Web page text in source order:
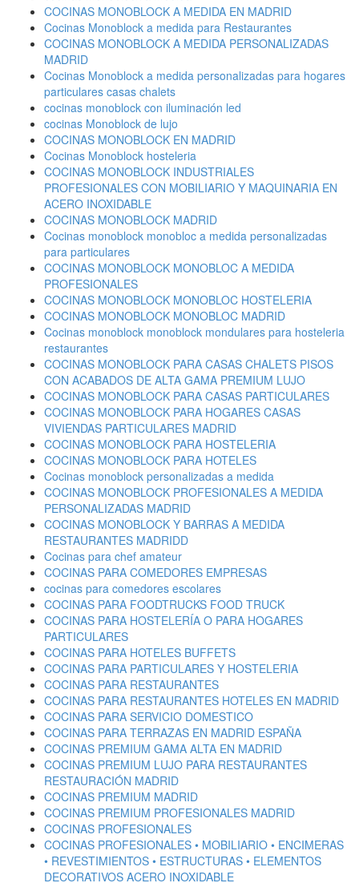
COCINAS MONOBLOCK A MEDIDA EN MADRID
Cocinas Monoblock a medida para Restaurantes
COCINAS MONOBLOCK A MEDIDA PERSONALIZADAS
MADRID
Cocinas Monoblock a medida personalizadas para hogares
particulares casas chalets
cocinas monoblock con iluminación led
cocinas Monoblock de lujo
COCINAS MONOBLOCK EN MADRID
Cocinas Monoblock hosteleria
COCINAS MONOBLOCK INDUSTRIALES
PROFESIONALES CON MOBILIARIO Y MAQUINARIA EN
ACERO INOXIDABLE
COCINAS MONOBLOCK MADRID
Cocinas monoblock monobloc a medida personalizadas
para particulares
COCINAS MONOBLOCK MONOBLOC A MEDIDA
PROFESIONALES
COCINAS MONOBLOCK MONOBLOC HOSTELERIA
COCINAS MONOBLOCK MONOBLOC MADRID
Cocinas monoblock monoblock mondulares para hosteleria
restaurantes
COCINAS MONOBLOCK PARA CASAS CHALETS PISOS
CON ACABADOS DE ALTA GAMA PREMIUM LUJO
COCINAS MONOBLOCK PARA CASAS PARTICULARES
COCINAS MONOBLOCK PARA HOGARES CASAS
VIVIENDAS PARTICULARES MADRID
COCINAS MONOBLOCK PARA HOSTELERIA
COCINAS MONOBLOCK PARA HOTELES
Cocinas monoblock personalizadas a medida
COCINAS MONOBLOCK PROFESIONALES A MEDIDA
PERSONALIZADAS MADRID
COCINAS MONOBLOCK Y BARRAS A MEDIDA
RESTAURANTES MADRIDD
Cocinas para chef amateur
COCINAS PARA COMEDORES EMPRESAS
cocinas para comedores escolares
COCINAS PARA FOODTRUCKS FOOD TRUCK
COCINAS PARA HOSTELERÍA O PARA HOGARES
PARTICULARES
COCINAS PARA HOTELES BUFFETS
COCINAS PARA PARTICULARES Y HOSTELERIA
COCINAS PARA RESTAURANTES
COCINAS PARA RESTAURANTES HOTELES EN MADRID
COCINAS PARA SERVICIO DOMESTICO
COCINAS PARA TERRAZAS EN MADRID ESPAÑA
COCINAS PREMIUM GAMA ALTA EN MADRID
COCINAS PREMIUM LUJO PARA RESTAURANTES
RESTAURACIÓN MADRID
COCINAS PREMIUM MADRID
COCINAS PREMIUM PROFESIONALES MADRID
COCINAS PROFESIONALES
COCINAS PROFESIONALES • MOBILIARIO • ENCIMERAS
• REVESTIMIENTOS • ESTRUCTURAS • ELEMENTOS
DECORATIVOS ACERO INOXIDABLE